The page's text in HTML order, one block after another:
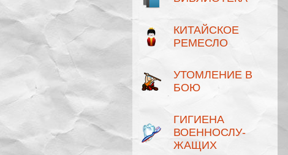
КИТАЙСКОЕ
РЕМЕСЛО
УТОМЛЕНИЕ В
БОЮ
ГИГИЕНА
ВОЕННОСЛУ­
ЖАЩИХ